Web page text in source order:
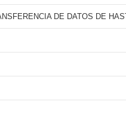
DE DATOS DE